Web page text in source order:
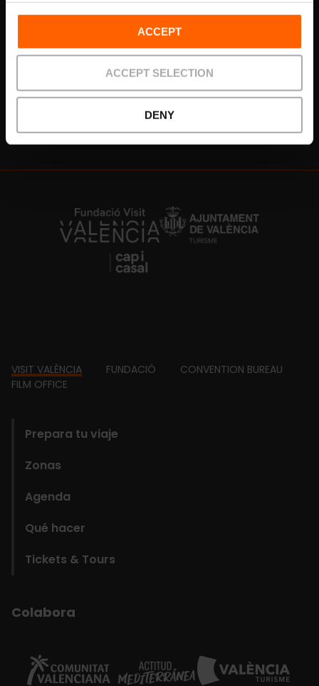
ACCEPT
ACCEPT SELECTION
DENY
¡No te pierdas los mejores planes para disfrutar en
¡Suscríbete!
https://www.linkedin.com/company/turismo-valencia/mycompany/
https://www.instagram.com/visit_valencia/
https://www.youtube.com/user/
https://www.facebook.com/
https://twitter.com/
https://vimeo.com/
https://https://api.whatsapp.com/
https://fundacion.visitvalencia.com/
Footer
VISIT VALÈNCIA FUNDACIÓ
CONVENTION BUREAU
FILM OFFICE
Prepara tu viaje
Zonas
Agenda
Qué hacer
Tickets & Tours
Colabora